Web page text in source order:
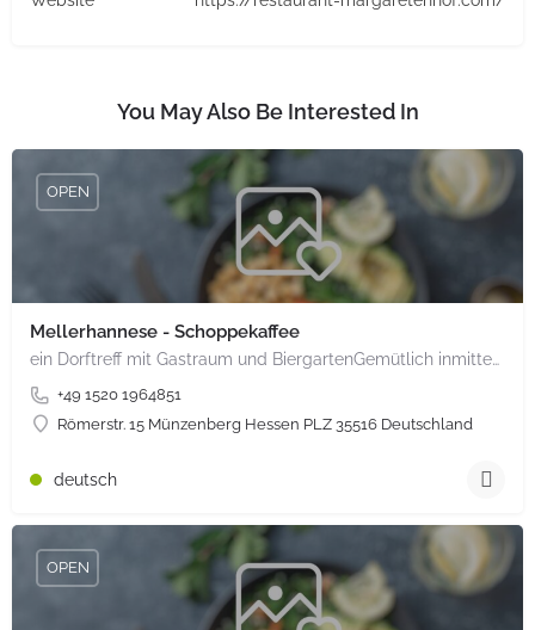
You May Also Be Interested In
Mellerhannese - Schoppekaffee
ein Dorftreff mit Gastraum und BiergartenGemütlich inmitten unserem idyllischen Trais Münzenberg, entlang…
+49 1520 1964851
Römerstr. 15 Münzenberg Hessen PLZ 35516 Deutschland
OPEN
deutsch
OPEN